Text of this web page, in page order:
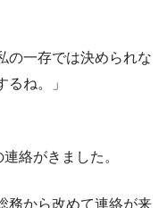
の一存では決められな
ね。」
絡がきました。
務から改めて連絡が来